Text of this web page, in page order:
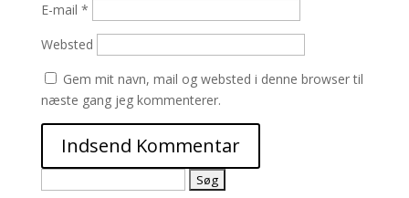
E-mail *
Websted
Gem mit navn, mail og websted i denne browser til
næste gang jeg kommenterer.